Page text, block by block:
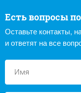
Есть вопросы
Оставьте контакты,
и ответят на все